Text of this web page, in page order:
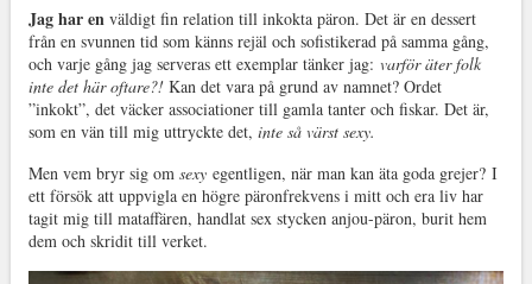
Jag har enväldigt fin relation till inkokta päron. Det är en dessert
från en svunnen tid som känns rejäl och sofistikerad på samma gång,
och varje gång jag serveras ett exemplar tänker jag: varför äter folk
inte det här oftare?! Kan det vara på grund av namnet? Ordet
”inkokt”, det väcker associationer till gamla tanter och fiskar. Det är,
som en vän till mig uttryckte det, inte så värst sexy.
Men vem bryr sig om sexy egentligen, när man kan äta goda grejer? I
ett försök att uppvigla en högre päronfrekvens i mitt och era liv har
tagit mig till mataffären, handlat sex stycken anjou-päron, burit hem
dem och skridit till verket.